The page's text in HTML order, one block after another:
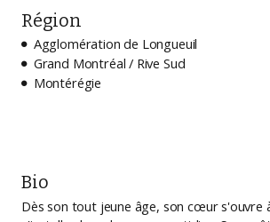
Région
 Agglomération de Longueuil
 Grand Montréal / Rive Sud
 Montérégie
Bio
Dès son tout jeune âge, son cœur s'ouvre